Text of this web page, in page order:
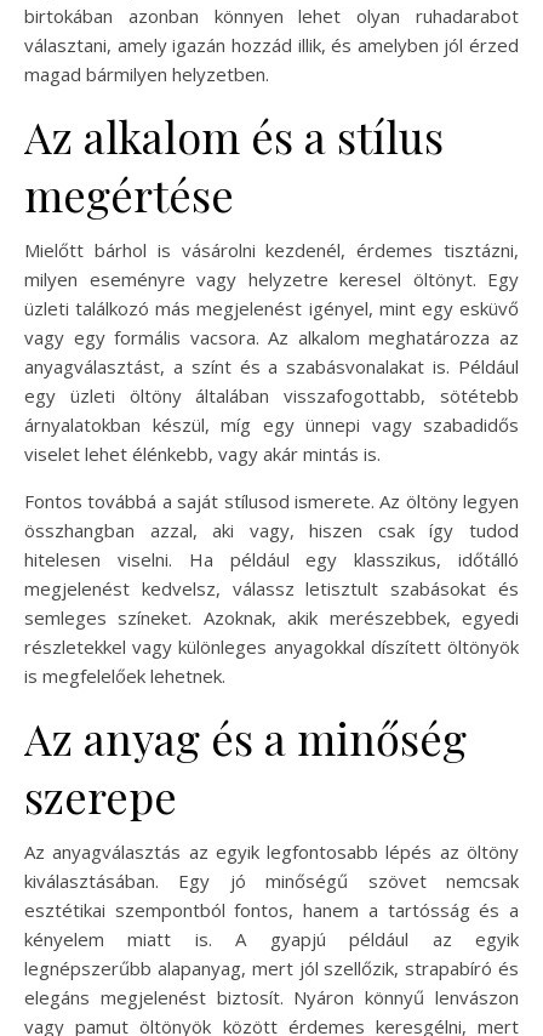
birtokában azonban könnyen lehet olyan ruhadarabot
választani, amely igazán hozzád illik, és amelyben jól érzed
magad bármilyen helyzetben.
Az alkalom és a stílus
megértése
Mielőtt bárhol is vásárolni kezdenél, érdemes tisztázni,
milyen eseményre vagy helyzetre keresel öltönyt. Egy
üzleti találkozó más megjelenést igényel, mint egy esküvő
vagy egy formális vacsora. Az alkalom meghatározza az
anyagválasztást, a színt és a szabásvonalakat is. Például
egy üzleti öltöny általában visszafogottabb, sötétebb
árnyalatokban készül, míg egy ünnepi vagy szabadidős
viselet lehet élénkebb, vagy akár mintás is.
Fontos továbbá a saját stílusod ismerete. Az öltöny legyen
összhangban azzal, aki vagy, hiszen csak így tudod
hitelesen viselni. Ha például egy klasszikus, időtálló
megjelenést kedvelsz, válassz letisztult szabásokat és
semleges színeket. Azoknak, akik merészebbek, egyedi
részletekkel vagy különleges anyagokkal díszített öltönyök
is megfelelőek lehetnek.
Az anyag és a minőség
szerepe
Az anyagválasztás az egyik legfontosabb lépés az öltöny
kiválasztásában. Egy jó minőségű szövet nemcsak
esztétikai szempontból fontos, hanem a tartósság és a
kényelem miatt is. A gyapjú például az egyik
legnépszerűbb alapanyag, mert jól szellőzik, strapabíró és
elegáns megjelenést biztosít. Nyáron könnyű lenvászon
vagy pamut öltönyök között érdemes keresgélni, mert